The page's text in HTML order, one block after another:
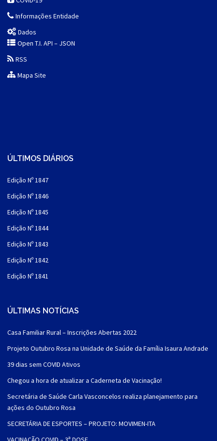
Informações Entidade
Dados
Open T.I. API – JSON
RSS
Mapa Site
ÚLTIMOS DIÁRIOS
Edição Nº 1847
Edição Nº 1846
Edição Nº 1845
Edição Nº 1844
Edição Nº 1843
Edição Nº 1842
Edição Nº 1841
ÚLTIMAS NOTÍCIAS
Casa Familiar Rural – Inscrições Abertas 2022
Projeto Outubro Rosa na Unidade de Saúde da Família Isaura Andrade
39 dias sem COVID Ativos
Chegou a hora de atualizar a Caderneta de Vacinação!
Secretária de Saúde Carla Vasconcelos realiza planejamento para
ações do Outubro Rosa
SECRETÁRIA DE ESPORTES – PROJETO: MOVIMEN-ITA